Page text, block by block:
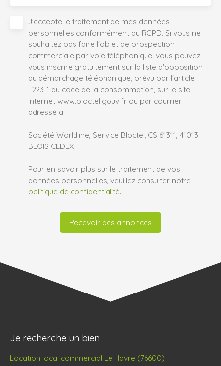
J'accepte le traitement de mes données
personnelles conformément au RGPD. Si vous ne
souhaitez pas faire l'objet de prospection
commerciale par voie téléphonique, vous pouvez
vous inscrire gratuitement sur la liste d'opposition
au démarchage téléphonique, prévu par l'article
L223-1 du code de la consommation, sur le site
Internet www.bloctel.gouv.fr ou par courrier
adressé à :
Société Worldline, Service Bloctel, CS 61311, 41013
BLOIS CEDEX.
Pour en savoir plus sur le traitement de vos
données personnelles, veuillez consulter notre
politique de confidentialité.
Recevoir des annonces
Je recherche un bien
Location local commercial Le Havre (76600)